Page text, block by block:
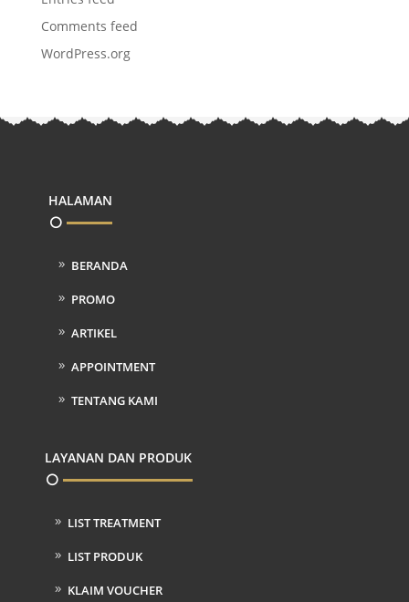
Comments feed
WordPress.org
HALAMAN
BERANDA
PROMO
ARTIKEL
APPOINTMENT
TENTANG KAMI
LAYANAN DAN PRODUK
LIST TREATMENT
LIST PRODUK
KLAIM VOUCHER